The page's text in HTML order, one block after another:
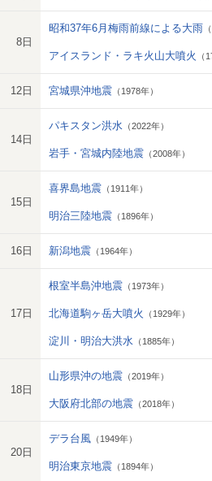
8日
昭和37年6月梅雨前線による大雨
アイスランド・ラキ火山大噴火 （
12日 宮城県沖地震 （1978年）
14日
パキスタン洪水 （2022年）
岩手・宮城内陸地震 （2008年）
15日
喜界島地震 （1911年）
明治三陸地震 （1896年）
16日 新潟地震 （1964年）
17日
根室半島沖地震 （1973年）
北海道駒ヶ岳大噴火 （1929年）
淀川・明治大洪水 （1885年）
18日
山形県沖の地震 （2019年）
大阪府北部の地震 （2018年）
20日
デラ台風 （1949年）
明治東京地震 （1894年）